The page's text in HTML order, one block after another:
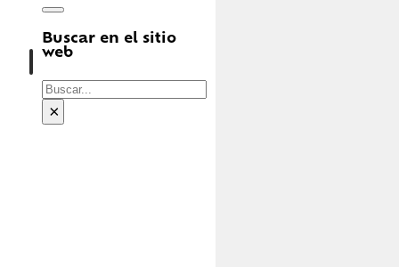
Buscar en el sitio
web
Buscar
×